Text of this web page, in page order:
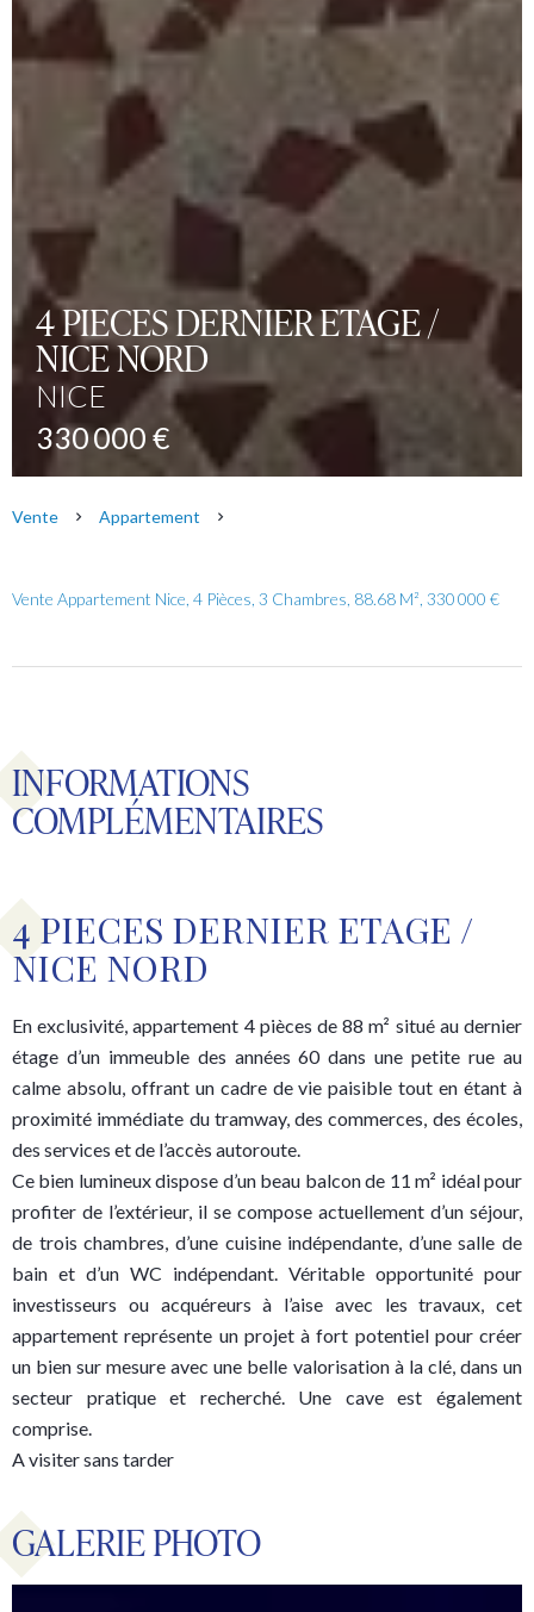
4 PIECES DERNIER ETAGE /
NICE NORD
NICE
330 000 €
Vente Appartement
Vente Appartement Nice, 4 Pièces, 3 Chambres, 88.68 M², 330 000 €
INFORMATIONS
COMPLÉMENTAIRES
4 PIECES DERNIER ETAGE /
NICE NORD
En exclusivité, appartement 4 pièces de 88 m² situé au dernier
étage d’un immeuble des années 60 dans une petite rue au
calme absolu, offrant un cadre de vie paisible tout en étant à
proximité immédiate du tramway, des commerces, des écoles,
des services et de l’accès autoroute.
Ce bien lumineux dispose d’un beau balcon de 11 m² idéal pour
profiter de l’extérieur, il se compose actuellement d’un séjour,
de trois chambres, d’une cuisine indépendante, d’une salle de
bain et d’un WC indépendant. Véritable opportunité pour
investisseurs ou acquéreurs à l’aise avec les travaux, cet
appartement représente un projet à fort potentiel pour créer
un bien sur mesure avec une belle valorisation à la clé, dans un
secteur pratique et recherché. Une cave est également
comprise.
A visiter sans tarder
GALERIE PHOTO